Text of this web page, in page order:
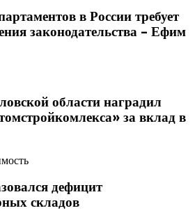
в России требует
законодательства – Ефим
области наградил
за вклад в
дефицит
складов